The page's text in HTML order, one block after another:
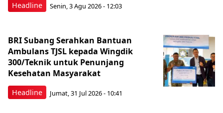
Headline Senin, 3 Agu 2026 - 12:03
Headline
BRI Subang Serahkan Bantuan
Ambulans TJSL kepada Wingdik
300/Teknik untuk Penunjang
Kesehatan Masyarakat ​
Jumat, 31 Jul 2026 - 10:41